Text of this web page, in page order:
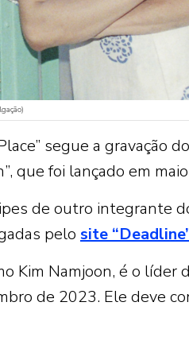
segue a gravação
que foi lançado em
de outro integrante
pelo site
Kim Namjoon, é o líder
de 2023. Ele deve